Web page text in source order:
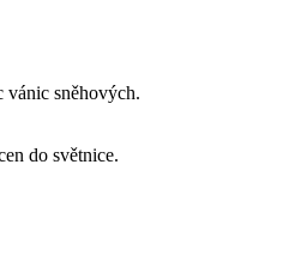
vánic sněhových.
do světnice.